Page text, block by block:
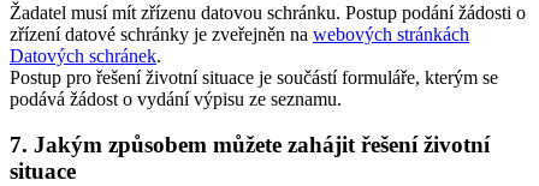
Žadatel musí mít zřízenu datovou schránku. Postup podání žádosti o
zřízení datové schránky je zveřejněn na webových stránkách
Datových schránek.
Postup pro řešení životní situace je součástí formuláře, kterým se
podává žádost o vydání výpisu ze seznamu.
7. Jakým způsobem můžete zahájit řešení životní
situace